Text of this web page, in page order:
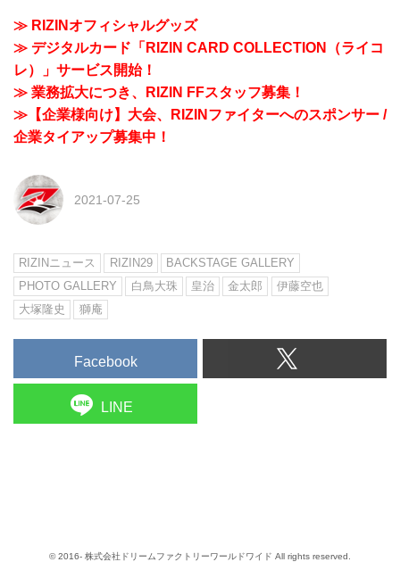
≫ RIZINオフィシャルグッズ
≫ デジタルカード「RIZIN CARD COLLECTION（ライコ
レ）」サービス開始！
≫ 業務拡大につき、RIZIN FFスタッフ募集！
≫【企業様向け】大会、RIZINファイターへのスポンサー /
企業タイアップ募集中！
2021-07-25
RIZINニュース RIZIN29
BACKSTAGE GALLERY
PHOTO GALLERY
白鳥大珠 皇治 金太郎
伊藤空也
大塚隆史
獅庵
Facebook
LINE
© 2016- 株式会社ドリームファクトリーワールドワイド All rights reserved.